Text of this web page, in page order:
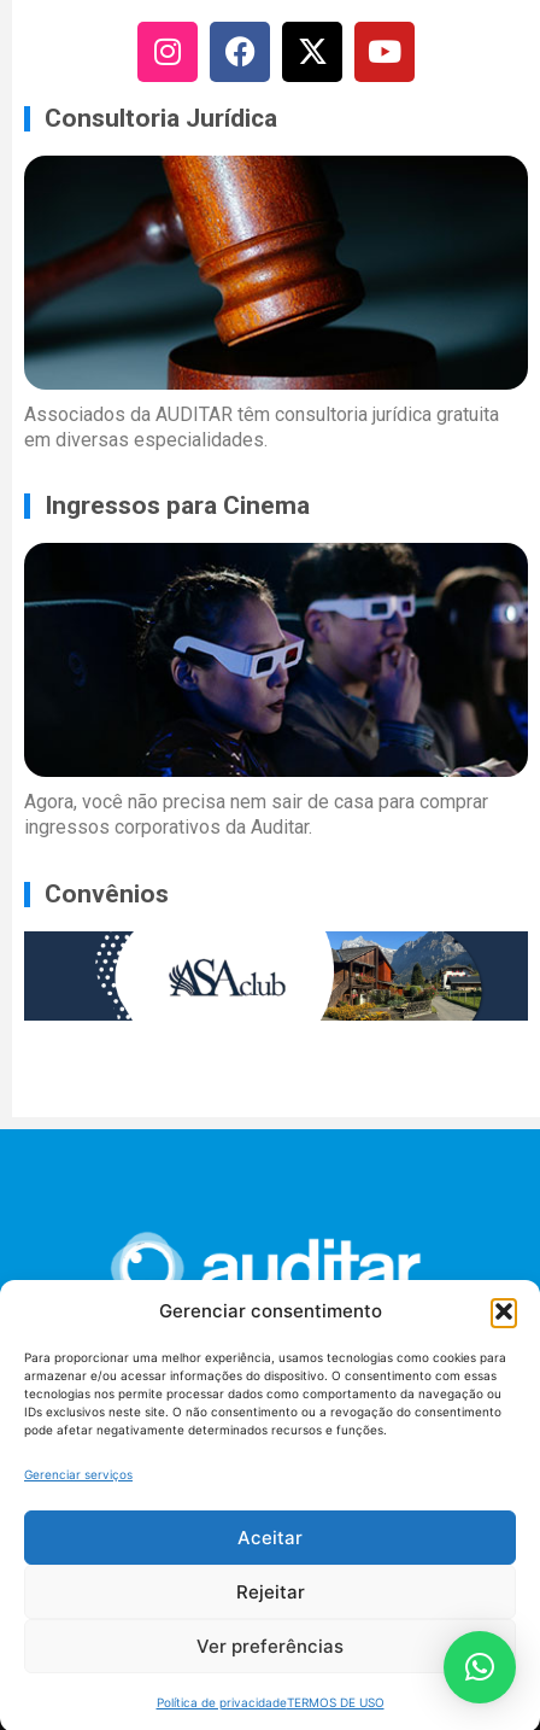
Gerenciar consentimento
Para proporcionar uma melhor experiência, usamos tecnologias como cookies para
armazenar e/ou acessar informações do dispositivo. O consentimento com essas
tecnologias nos permite processar dados como comportamento da navegação ou
IDs exclusivos neste site. O não consentimento ou a revogação do consentimento
pode afetar negativamente determinados recursos e funções.
Gerenciar serviços
Aceitar
Rejeitar
Ver preferências
Política de privacidadeTERMOS DE USO
Consultoria Jurídica
Associados da AUDITAR têm consultoria jurídica gratuita
em diversas especialidades.
Ingressos para Cinema
Agora, você não precisa nem sair de casa para comprar
ingressos corporativos da Auditar.
Convênios
União dos Auditores Federais de Controle Externo -
AUDITAR
Setor de Administração Federal Sul (SAF/Sul), Qd. 04, Lt. 01
Tribunal de Contas da União (TCU), Subsolo, Sala S04
Termos de uso
AUDITAR todos os direitos reservados - 2026 |Fábrica de Código